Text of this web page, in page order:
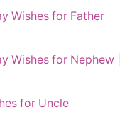
Wishes for Father
Wishes for Nephew |
for Uncle